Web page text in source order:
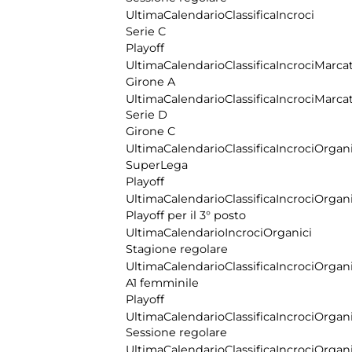
UltimaCalendarioClassificaIncroci
Serie C
Playoff
UltimaCalendarioClassificaIncroci
Girone A
UltimaCalendarioClassificaIncroci
Serie D
Girone C
UltimaCalendarioClassificaIncroci
SuperLega
Playoff
UltimaCalendarioClassificaIncroci
Playoff per il 3° posto
UltimaCalendarioIncrociOrganici
Stagione regolare
UltimaCalendarioClassificaIncroci
A1 femminile
Playoff
UltimaCalendarioClassificaIncroci
Sessione regolare